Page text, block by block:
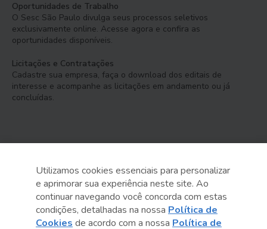
Oportunidades de Trabalho
O Sesc São Paulo divulga seus processos seletivos
exclusivamente online. Acesse agora e confira as
oportunidades disponíveis.
Licitações e Contratações
Cadastre sua empresa, faça o download dos editais de
interesse e acompanhe as licitações em andamento ou já
concluídas.
Serviço Social do Comércio
Administração Regional no Estado de São Paulo
Utilizamos cookies essenciais para personalizar
e aprimorar sua experiência neste site. Ao
continuar navegando você concorda com estas
condições, detalhadas na nossa Política de
Cookies de acordo com a nossa Política de